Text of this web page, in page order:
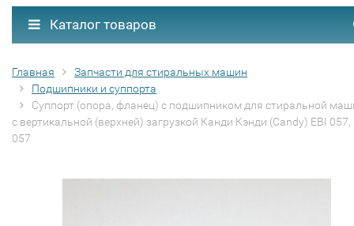
Каталог товаров
Главная
Запчасти для стиральных машин
Подшипники и суппорта
Суппорт (опора, фланец) с подшипником для стиральной
с вертикальной (верхней) загрузкой Канди Кэнди (Candy) EBI 057,
057